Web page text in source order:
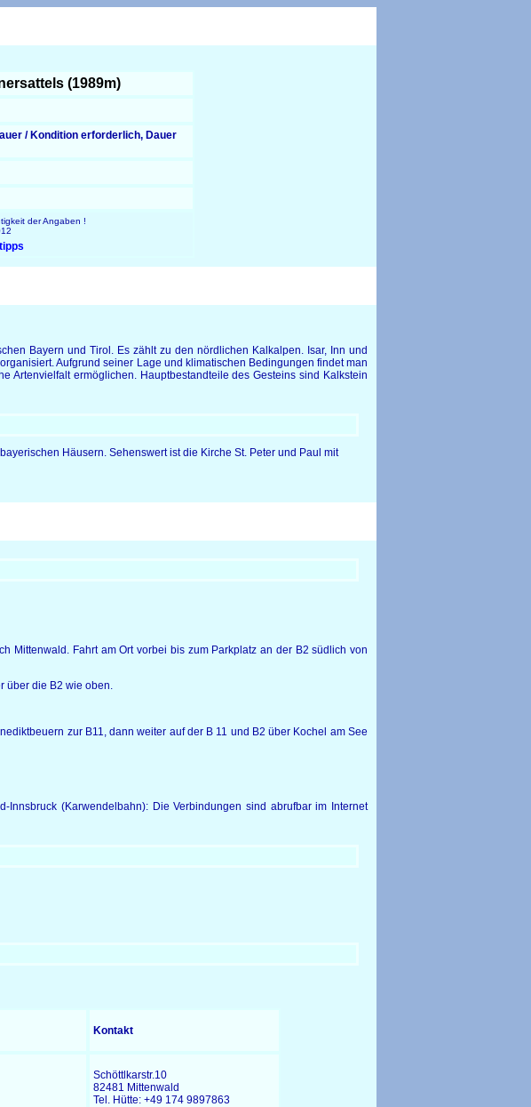
(1989m)
/ Kondition erforderlich, Dauer
der Angaben !
Bayern und Tirol. Es zählt zu den nördlichen Kalkalpen. Isar, Inn und
Aufgrund seiner Lage und klimatischen Bedingungen findet man
Artenvielfalt ermöglichen. Hauptbestandteile des Gesteins sind Kalkstein
Häusern. Sehenswert ist die Kirche St. Peter und Paul mit
Mittenwald. Fahrt am Ort vorbei bis zum Parkplatz an der B2 südlich von
über die B2 wie oben.
zur B11, dann weiter auf der B 11 und B2 über Kochel am See
Innsbruck (Karwendelbahn): Die Verbindungen sind abrufbar im Internet
Kontakt
Schöttlkarstr.10
82481 Mittenwald
Tel. Hütte: +49 174 9897863